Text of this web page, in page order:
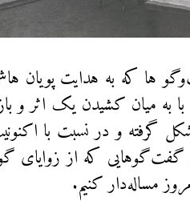
‌ها که به هدایت پویان
گرفته و در نسبت با
گفت‌گوهایی که از زوایای
مساله‌دار کنیم.